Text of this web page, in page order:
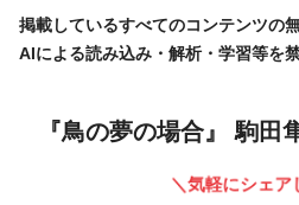
掲載しているすべてのコンテンツの
AIによる読み込み・解析・学習等を禁
『鳥の夢の場合』 駒田
＼気軽にシェア